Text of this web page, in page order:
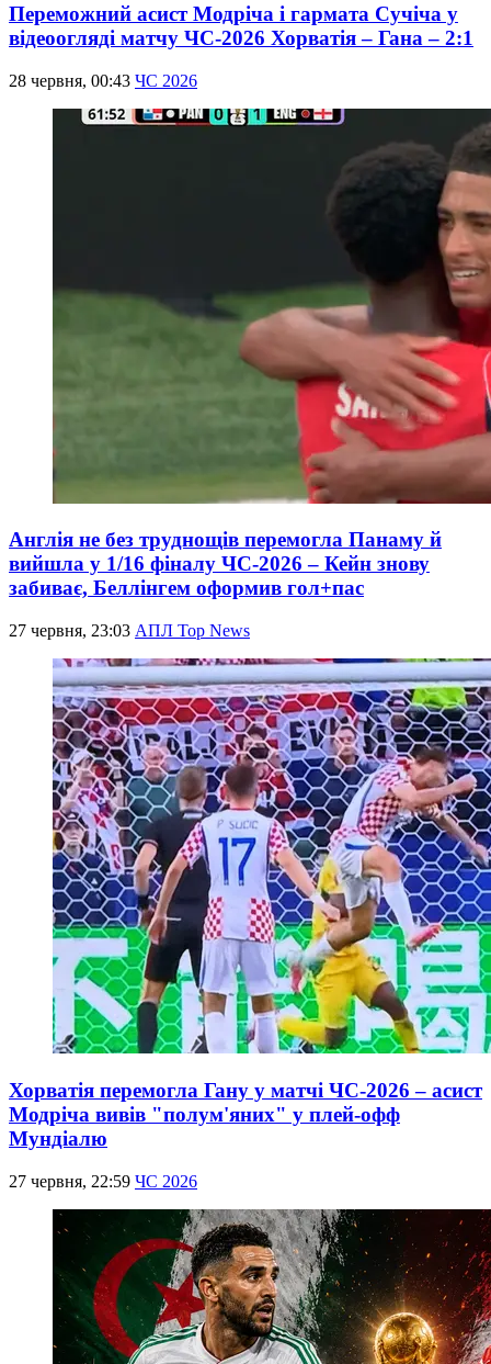
Переможний асист Модріча і гармата Сучіча у
відеоогляді матчу ЧС-2026 Хорватія – Гана – 2:1
28 червня, 00:43 ЧС 2026
Англія не без труднощів перемогла Панаму й
вийшла у 1/16 фіналу ЧС-2026 – Кейн знову
забиває, Беллінгем оформив гол+пас
27 червня, 23:03 АПЛ Top News
Хорватія перемогла Гану у матчі ЧС-2026 – асист
Модріча вивів "полум'яних" у плей-офф
Мундіалю
27 червня, 22:59 ЧС 2026